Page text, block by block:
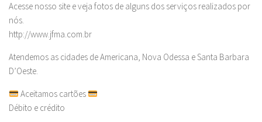
Acesse nosso site e veja fotos de alguns dos serviços realizados por
nós.
http://www.jfma.com.br
Atendemos as cidades de Americana, Nova Odessa e Santa Barbara
D’Oeste.
Aceitamos cartões
Débito e crédito